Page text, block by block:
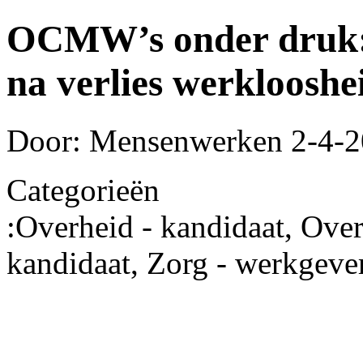
OCMW’s onder
na verlies
Door: Mensenwerken 2-4-
Categorieën
:Overheid - kandidaat,
kandidaat, Zorg -